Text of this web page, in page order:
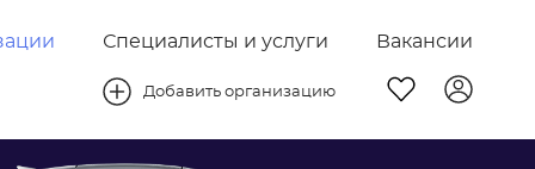
Специалисты и услуги Вакансии
Добавить организацию